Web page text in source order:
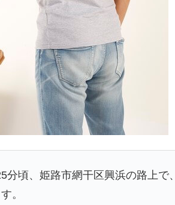
分頃、姫路市網干区興浜の路上
。